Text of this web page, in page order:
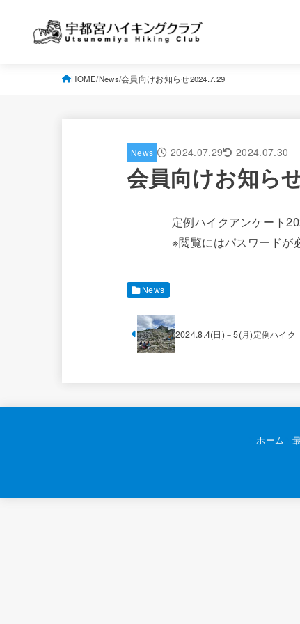
HOME News 会員向けお知らせ2024.7.29
News 2024.07.29 2024.07.30
会員向けお知ら
定例ハイクアンケート
※閲覧にはパスワードが
News
2024.8.4(日)－5(月)定例ハイク
ホーム